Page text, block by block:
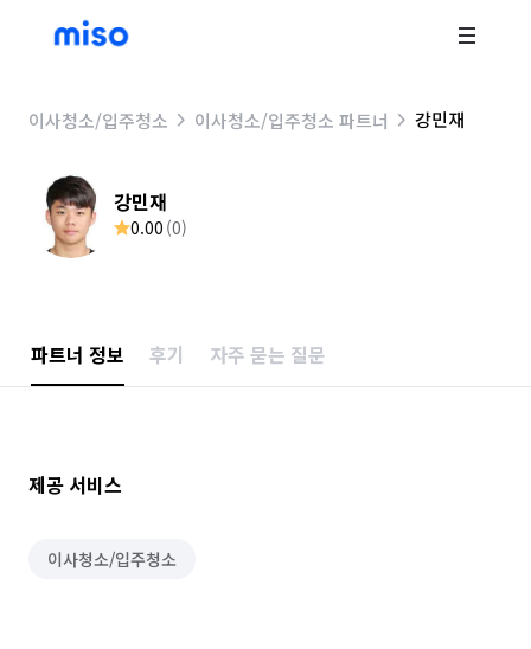
이사청소/입주청소 이사청소/입주청소 파트너 강민재
강민재
0.00 (0)
파트너 정보 후기 자주 묻는 질문
제공 서비스
이사청소/입주청소